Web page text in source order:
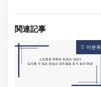
関連記事
미분류